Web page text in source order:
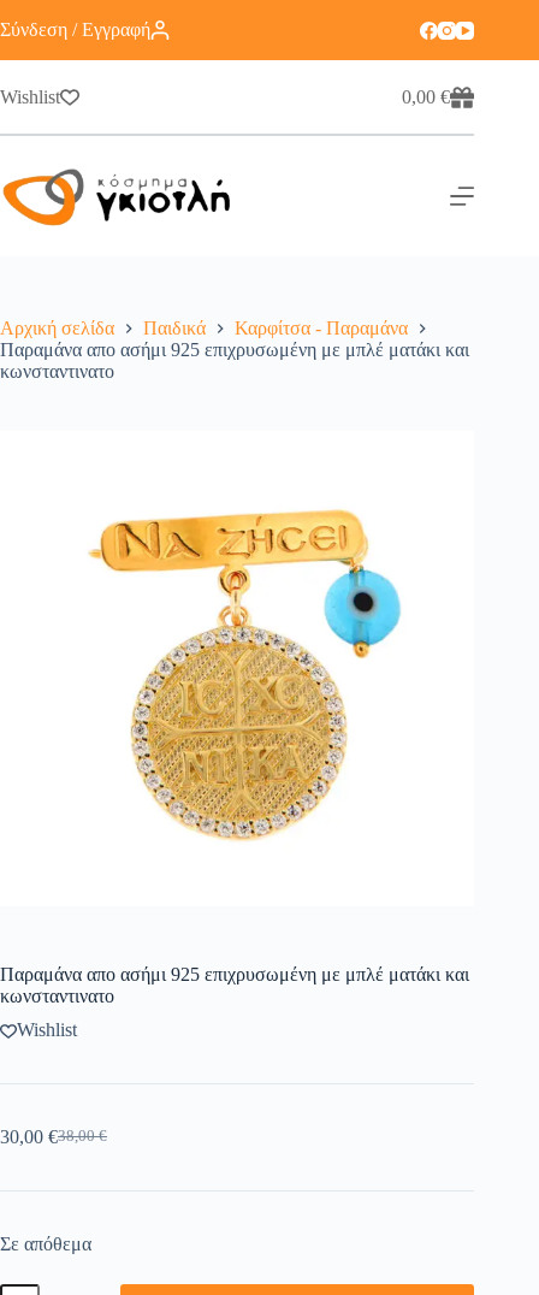
Σύνδεση / Εγγραφή
Wishlist 0,00€
Αρχική σελίδα Παιδικά
Καρφίτσα - Παραμάνα
Παραμάνα απο ασήμι 925 επιχρυσωμένη με μπλέ ματάκι και
κωνσταντινατο
Παραμάνα απο ασήμι 925 επιχρυσωμένη με μπλέ ματάκι και
κωνσταντινατο
Wishlist
38,00€
30,00 €
Σε απόθεμα